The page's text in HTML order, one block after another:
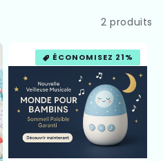
2 produits
ÉCONOMISEZ 21%